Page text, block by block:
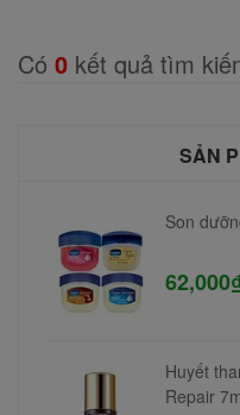
Có 0 kết quả tìm
SẢN
Son
Huyết
Repair